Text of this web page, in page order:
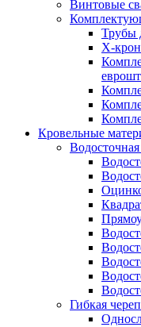
Винтовые
Трубы
Х-
Кровельные
Гибкая